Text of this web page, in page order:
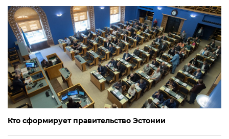
Кто сформирует правительство Эстонии